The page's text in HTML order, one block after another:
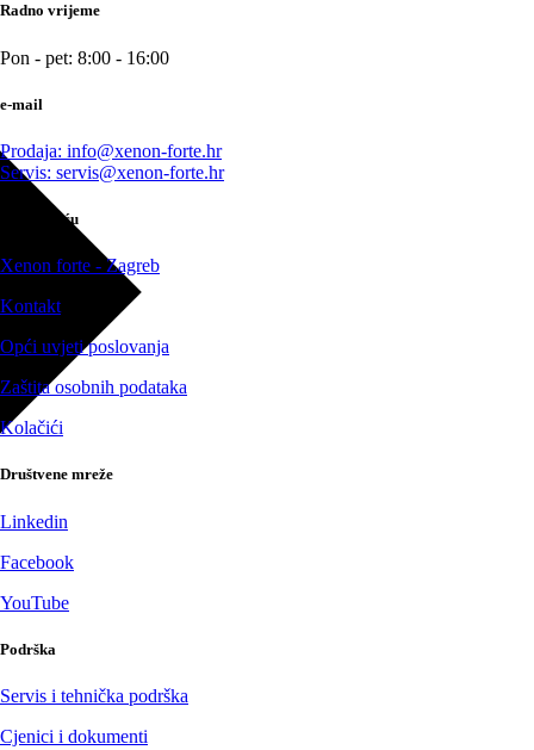
Radno vrijeme
Pon - pet: 8:00 - 16:00
e-mail
Prodaja: info@xenon-forte.hr
Servis: servis@xenon-forte.hr
O poduzeću
Xenon forte - Zagreb
Kontakt
Opći uvjeti poslovanja
Zaštita osobnih podataka
Kolačići
Društvene mreže
Linkedin
Facebook
YouTube
Podrška
Servis i tehnička podrška
Cjenici i dokumenti